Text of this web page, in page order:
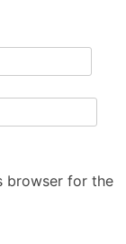
browser for the